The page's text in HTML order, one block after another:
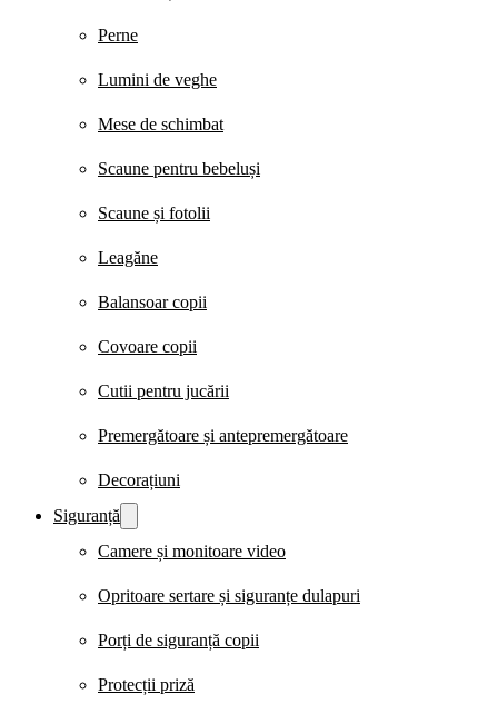
Perne
Lumini de veghe
Mese de schimbat
Scaune pentru bebeluși
Scaune și fotolii
Leagăne
Balansoar copii
Covoare copii
Cutii pentru jucării
Premergătoare și antepremergătoare
Decorațiuni
Siguranță
Camere și monitoare video
Opritoare sertare și siguranțe dulapuri
Porți de siguranță copii
Protecții priză